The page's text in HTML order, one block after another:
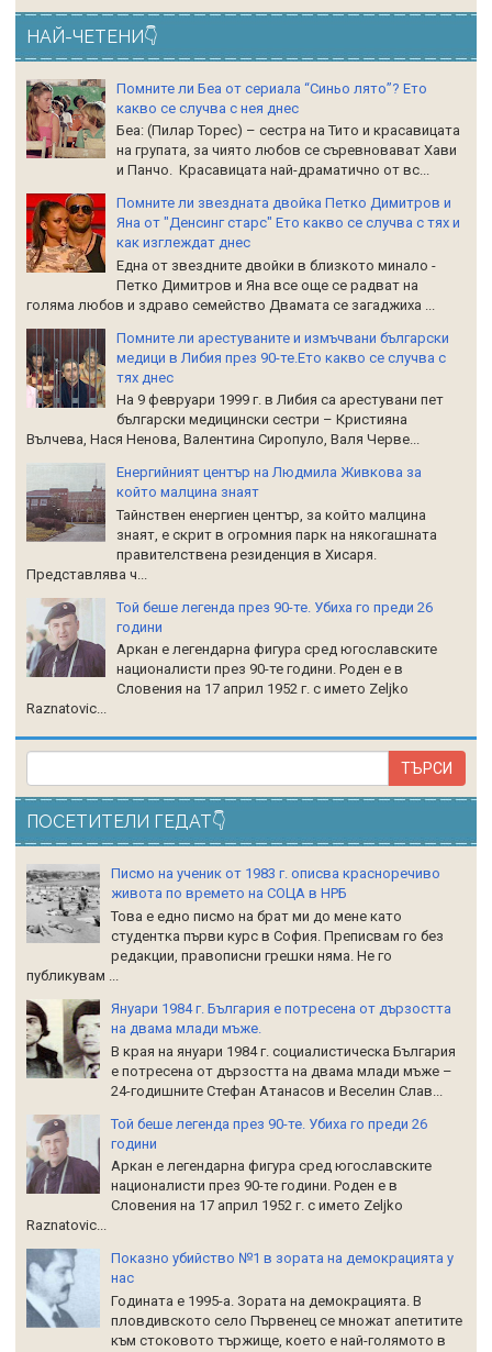
НАЙ-ЧЕТЕНИ👇
Помните ли Беа от сериала “Синьо лято”? Ето
какво се случва с нея днес
Беа: (Пилар Торес) – сестра на Тито и красавицата
на групата, за чиято любов се съревновават Хави
и Панчо. Красавицата най-драматично от вс...
Помните ли звездната двойка Петко Димитров и
Яна от "Денсинг старс" Ето какво се случва с тях и
как изглеждат днес
Една от звездните двойки в близкото минало -
Петко Димитров и Яна все още се радват на
голяма любов и здраво семейство Двамата се загаджиха ...
Помните ли арестуваните и измъчвани български
медици в Либия през 90-те.Ето какво се случва с
тях днес
На 9 февруари 1999 г. в Либия са арестувани пет
български медицински сестри – Кристияна
Вълчева, Нася Ненова, Валентина Сиропуло, Валя Черве...
Енергийният център на Людмила Живкова за
който малцина знаят
Тайнствен енергиен център, за който малцина
знаят, е скрит в огромния парк на някогашната
правителствена резиденция в Хисаря.
Представлява ч...
Той беше легенда през 90-те. Убиха го преди 26
години
Аркан е легендарна фигура сред югославските
националисти през 90-те години. Роден е в
Словения на 17 април 1952 г. с името Zeljko
Raznatoviс...
ПОСЕТИТЕЛИ ГЕДАТ👇
Писмо на ученик от 1983 г. описва красноречиво
живота по времето на СОЦА в НРБ
Това е едно писмо на брат ми до мене като
студентка първи курс в София. Преписвам го без
редакции, правописни грешки няма. Не го
публикувам ...
Януари 1984 г. България е потресена от дързостта
на двама млади мъже.
В края на януари 1984 г. социалистическа България
е потресена от дързостта на двама млади мъже –
24-годишните Стефан Атанасов и Веселин Слав...
Той беше легенда през 90-те. Убиха го преди 26
години
Аркан е легендарна фигура сред югославските
националисти през 90-те години. Роден е в
Словения на 17 април 1952 г. с името Zeljko
Raznatoviс...
Показно убийство №1 в зората на демокрацията у
нас
Годината е 1995-а. Зората на демокрацията. В
пловдивското село Първенец се множат апетитите
към стоковото тържище, което е най-голямото в